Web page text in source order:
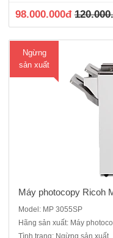
98.000.000đ
Ngừng
sản xuất
Máy photocopy Ricoh
Model: MP 3055SP
Hãng sản xuất: Máy
Tình trạng: Ngừng sản xuất
Máy photocopy Ricoh
MP4055SP năm 2021 ra